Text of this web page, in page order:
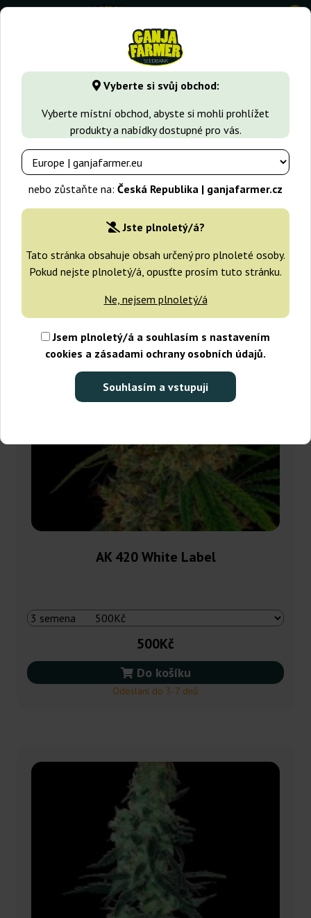
⭐ -40% Rychle rostoucí odrůdy ⭐
⏰ 2 dny 09:44:42
Vyberte si svůj obchod:
Vyberte místní obchod, abyste si mohli prohlížet
produkty a nabídky dostupné pro vás.
nebo zůstaňte na: Česká Republika | ganjafarmer.cz
Jste plnoletý/á?
Tato stránka obsahuje obsah určený pro plnoleté osoby.
Pokud nejste plnoletý/á, opusťte prosím tuto stránku.
Ne, nejsem plnoletý/á
Jsem plnoletý/á a souhlasím s nastavením
cookies a zásadami ochrany osobních údajů.
Souhlasím a vstupuji
0
GanjaFarmer.cz Seedbanky White Label
White Label
Třídění
AK 420 White Label
500Kč
Do košíku
Odeslání do 3-7 dnů